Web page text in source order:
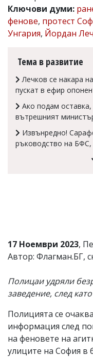
Коментарите
под
статиите
се
читателите
редакцията
носи
тях!
Ако
откриете
Ключови думи:
фенове, протест
Унгария, Йордан
Тема в развитие
Лечков се накара
пускат в ефир
Ако подам
вътрешният
Извънредно!
ръководство на
17 Ноември 2023,
Автор: Флагман.БГ,
Полицаи удряли
заведение, след
Полицията се
информация след
на феновете на
улиците на София в